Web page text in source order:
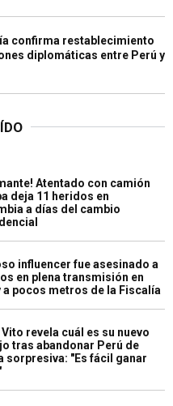
confirma restablecimiento
diplomáticas entre Perú y
Atentado con camión
deja 11 heridos en
a días del cambio
influencer fue asesinado a
en plena transmisión en
a pocos metros de la Fiscalía
Vito revela cuál es su nuevo
tras abandonar Perú de
sorpresiva: "Es fácil ganar